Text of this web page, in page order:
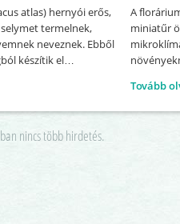
atlas) hernyói erős,
termelnek,
neveznek. Ebből
készítik el
bábállapot
Ezután a gubóból
különleges
A
miniatűr
Tovább
nincs több hirdetés.